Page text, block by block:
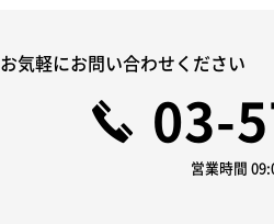
お気軽にお問い合わせください
03-
営業時間